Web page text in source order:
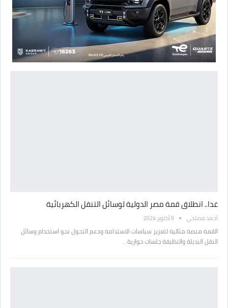
غدا.. انطلاق قمة مصر الدولية لوسائل التنقل الكهربائية
أحمد مصلحي 9 أكتوبر 2024
القمة منصة مثالية لتعزيز سياسات الاستدامة ودعم التحول نحو استخدام وسائل
النقل البديلة والنظيفة جلسات حوارية…